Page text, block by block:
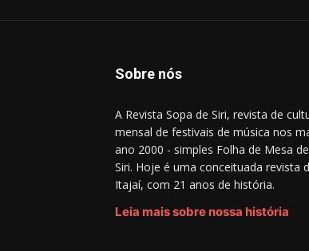
Sobre nós
A Revista Sopa de Siri, revista de
mensal de festivais de música nos
ano 2000 - simples Folha de Mesa
Siri. Hoje é uma conceituada revista
Itajaí, com 21 anos de história.
Leia mais sobre nossa história